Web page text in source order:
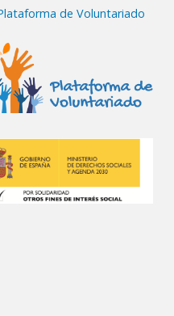
de Voluntariado